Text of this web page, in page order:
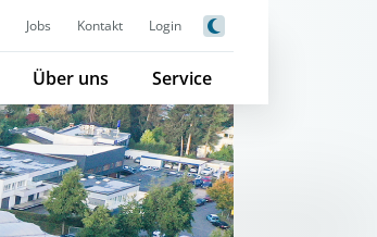
Jobs Kontakt Login
Über uns Service